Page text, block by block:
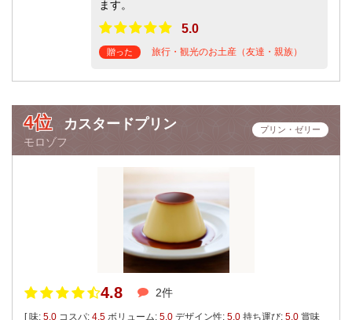
ます。
5.0
贈った 旅行・観光のお土産（友達・親族）
4位 カスタードプリン
モロゾフ
プリン・ゼリー
4.8 2件
[ 味: 5.0 コスパ: 4.5 ボリューム: 5.0 デザイン性: 5.0 持ち運び: 5.0 賞味